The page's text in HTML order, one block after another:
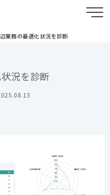
業務の最適化状況を診断
況を診断